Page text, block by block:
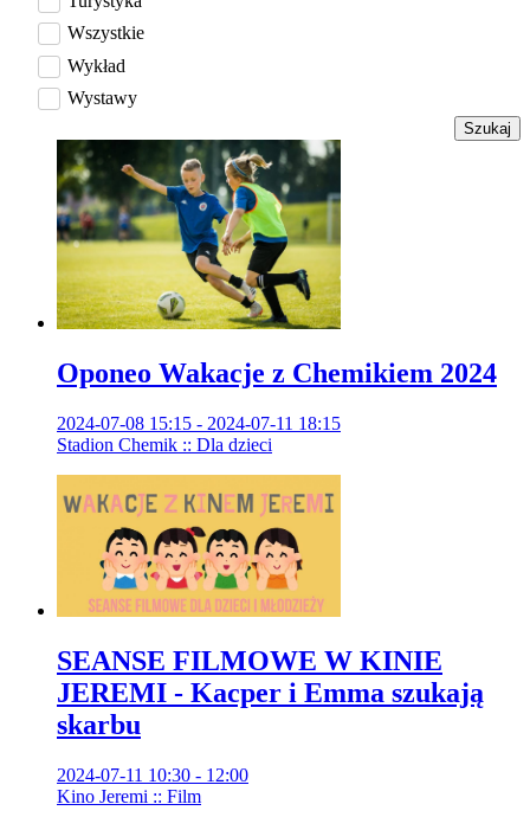
Wszystkie
Wykład
Wystawy
Szukaj
Oponeo Wakacje z Chemikiem 2024
2024-07-08 15:15 - 2024-07-11 18:15
Stadion Chemik :: Dla dzieci
SEANSE FILMOWE W KINIE
JEREMI - Kacper i Emma szukają
skarbu
2024-07-11 10:30 - 12:00
Kino Jeremi :: Film